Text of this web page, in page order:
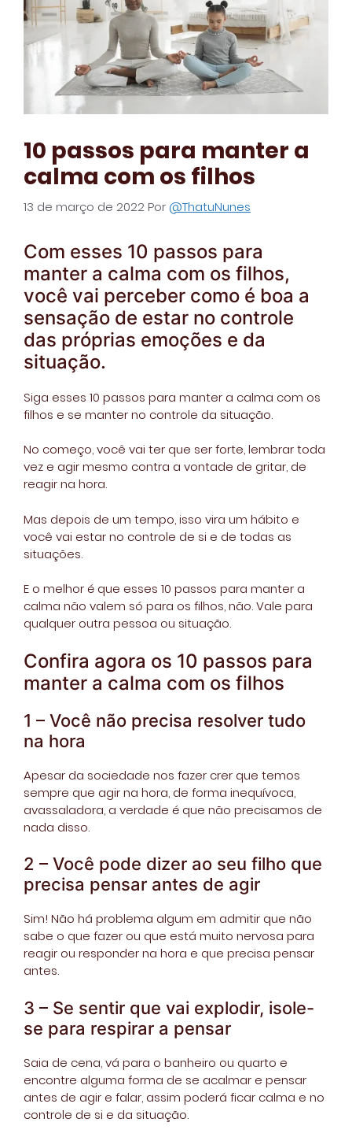
10 passos para manter a
calma com os filhos
13 de março de 2022 Por @ThatuNunes
Com esses 10 passos para
manter a calma com os filhos,
você vai perceber como é boa a
sensação de estar no controle
das próprias emoções e da
situação.
Siga esses 10 passos para manter a calma com os
filhos e se manter no controle da situação.
No começo, você vai ter que ser forte, lembrar toda
vez e agir mesmo contra a vontade de gritar, de
reagir na hora.
Mas depois de um tempo, isso vira um hábito e
você vai estar no controle de si e de todas as
situações.
E o melhor é que esses 10 passos para manter a
calma não valem só para os filhos, não. Vale para
qualquer outra pessoa ou situação.
Confira agora os 10 passos para
manter a calma com os filhos
1 – Você não precisa resolver tudo
na hora
Apesar da sociedade nos fazer crer que temos
sempre que agir na hora, de forma inequívoca,
avassaladora, a verdade é que não precisamos de
nada disso.
2 – Você pode dizer ao seu filho que
precisa pensar antes de agir
Sim! Não há problema algum em admitir que não
sabe o que fazer ou que está muito nervosa para
reagir ou responder na hora e que precisa pensar
antes.
3 – Se sentir que vai explodir, isole-
se para respirar a pensar
Saia de cena, vá para o banheiro ou quarto e
encontre alguma forma de se acalmar e pensar
antes de agir e falar, assim poderá ficar calma e no
controle de si e da situação.